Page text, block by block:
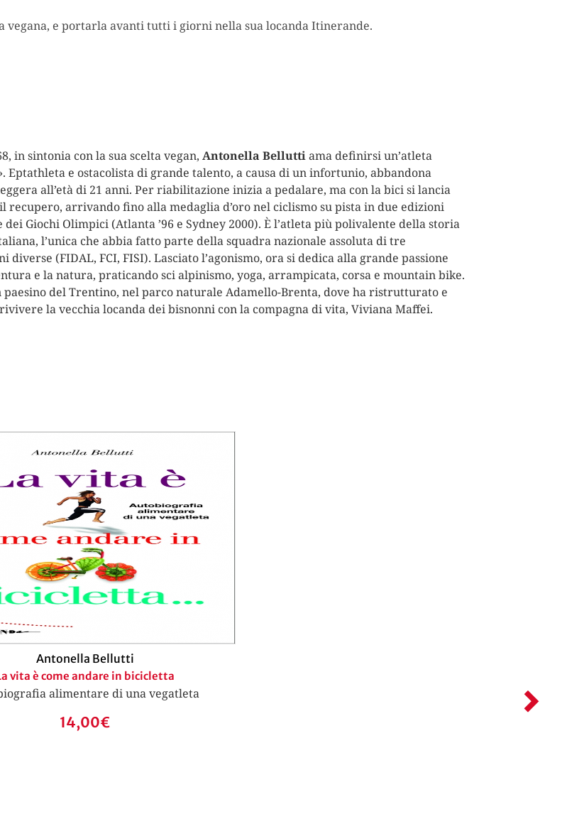
vegana, e portarla avanti tutti i giorni nella sua locanda Itinerande.
in sintonia con la sua scelta vegan, Antonella Belluttiama definirsi un’atleta
Eptathleta e ostacolista di grande talento, a causa di un infortunio, abbandona
all’età di 21 anni. Per riabilitazione inizia a pedalare, ma con la bici si lancia
recupero, arrivando fino alla medaglia d’oro nel ciclismo su pista in due edizioni
dei Giochi Olimpici (Atlanta ’96 e Sydney 2000). È l’atleta più polivalente della storia
l’unica che abbia fatto parte della squadra nazionale assoluta di tre
diverse (FIDAL, FCI, FISI). Lasciato l’agonismo, ora si dedica alla grande passione
e la natura, praticando sci alpinismo, yoga, arrampicata, corsa e mountain bike.
paesino del Trentino, nel parco naturale Adamello-Brenta, dove ha ristrutturato e
la vecchia locanda dei bisnonni con la compagna di vita, Viviana Maffei.
Antonella Bellutti
vita è come andare in bicicletta
alimentare di una vegatleta
14,00€